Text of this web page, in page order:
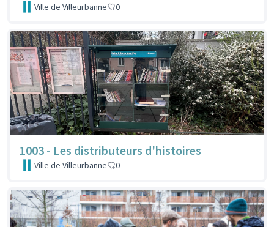
Ville de Villeurbanne 0
1003 - Les distributeurs d'histoires
Ville de Villeurbanne 0